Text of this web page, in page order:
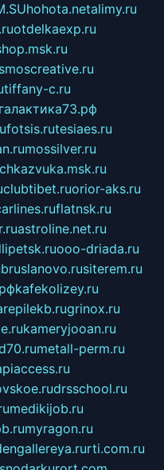
hohota.netalimy.ru
otdelkaexp.ru
tiffany-c.ru
галактика73.рф
fotsis.rutesiaes.ru
mossilver.ru
clubtibet.ruorior-aks.ru
flatnsk.ru
astroline.net.ru
ooo-driada.ru
bruslanovo.rusiterem.ru
kafekolizey.ru
grinox.ru
kameryjooan.ru
metall-perm.ru
drsschool.ru
medikijob.ru
myragon.ru
rti.com.ru